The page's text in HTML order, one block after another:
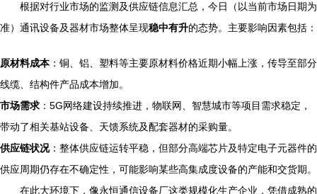
根据对行业市场的监测及供应链信息汇总，今日（以当前市场日期为
准）通讯设备及器材市场整体呈现稳中有升的态势。主要影响因素包括：
原材料成本：铜、铝、塑料等主要原材料价格近期小幅上涨，传导至部分
线缆、结构件产品成本增加。
市场需求 ：5G网络建设持续推进，物联网、智慧城市等项目需求稳定，
带动了相关基站设备、天馈系统及配套器材的采购量。
供应链状况：整体供应链运转平稳，但部分高端芯片及特定电子元器件的
供应周期仍存在不确定性，可能影响某些高集成度设备的产能和交货期。
在此大环境下，像永恒通信设备厂这类规模化生产企业，凭借成熟的